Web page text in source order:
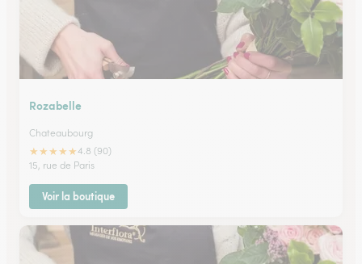
Rozabelle
Chateaubourg
★★★★★4.8 (90)
15, rue de Paris
Voir la boutique